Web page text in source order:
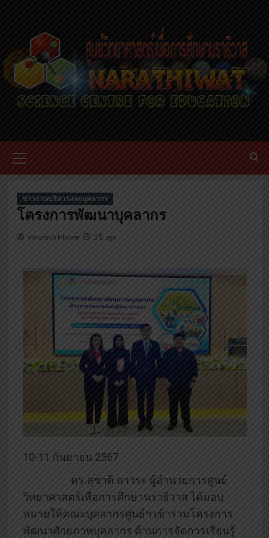
ข่าวงานบริหารและบุคลากร
โครงการพัฒนาบุคลากร
Voratuch Manee 2 ปี ago
10-11 กันยายน 2567
ดร.สุชาติ ถาวระ ผู้อำนวยการศูนย์
วิทยาศาสตร์เพื่อการศึกษานราธิวาส ได้มอบ
หมายให้คณะบุคลากรศูนย์ฯ เข้าร่วมโครงการ
พัฒนาศักยภาพบุคลากร ด้านการจัดการเรียนรู้